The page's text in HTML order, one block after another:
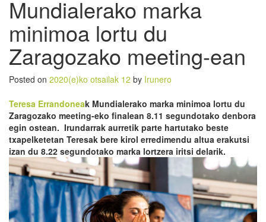
Mundialerako marka
minimoa lortu du
Zaragozako meeting-ean
Posted on 2020(e)ko otsailak 12 by Irunero
Teresa Errandoneak Mundialerako marka minimoa lortu du
Zaragozako meeting-eko finalean 8.11 segundotako denbora
egin ostean. Irundarrak aurretik parte hartutako beste
txapelketetan Teresak bere kirol erredimendu altua erakutsi
izan du 8.22 segundotako marka lortzera iritsi delarik.